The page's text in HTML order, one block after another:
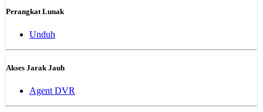
Perangkat Lunak
Unduh
Akses Jarak Jauh
Agent DVR